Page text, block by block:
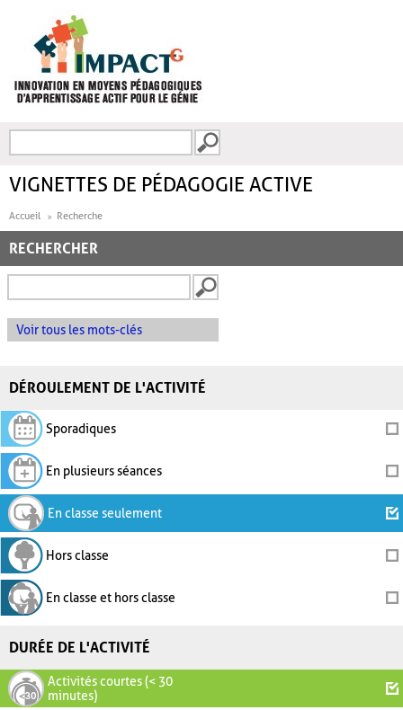
FORMULAIRE DE
VIGNETTES DE PÉDAGOGIE ACTIVE
Accueil Recherche
RECHERCHER
Voir tous les mots-clés
DÉROULEMENT DE L'ACTIVITÉ
Sporadiques
En plusieurs séances
En classe seulement
Hors classe
En classe et hors classe
DURÉE DE L'ACTIVITÉ
Activités courtes (< 30
minutes)